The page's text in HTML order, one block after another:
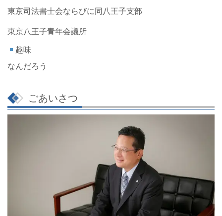
東京司法書士会ならびに同八王子支部
東京八王子青年会議所
趣味
なんだろう
ごあいさつ